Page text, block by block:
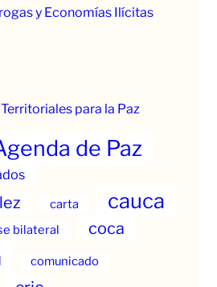
y Economías Ilícitas
para la Paz
de Paz
carta cauca
bilateral coca
comunicado